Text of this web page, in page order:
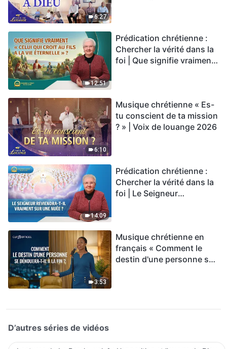
6:27
12:51
Prédication chrétienne :
Chercher la vérité dans la
foi | Que signifie vraiment
6:10
Musique chrétienne « Es-
tu conscient de ta mission
? » | Voix de louange 2026
14:09
Prédication chrétienne :
Chercher la vérité dans la
foi | Le Seigneur
3:53
Musique chrétienne en
français « Comment le
destin d'une personne se
D’autres séries de vidéos